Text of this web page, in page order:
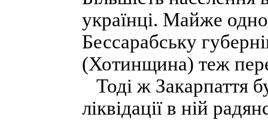
українці. Майже
Бессарабську
(Хотинщина) теж
Тоді ж Закарпаття
ліквідації в ній